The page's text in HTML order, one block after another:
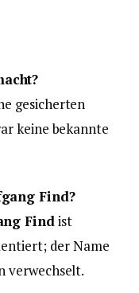
gesicherten
keine bekannte
Find?
Find ist
der Name
verwechselt.